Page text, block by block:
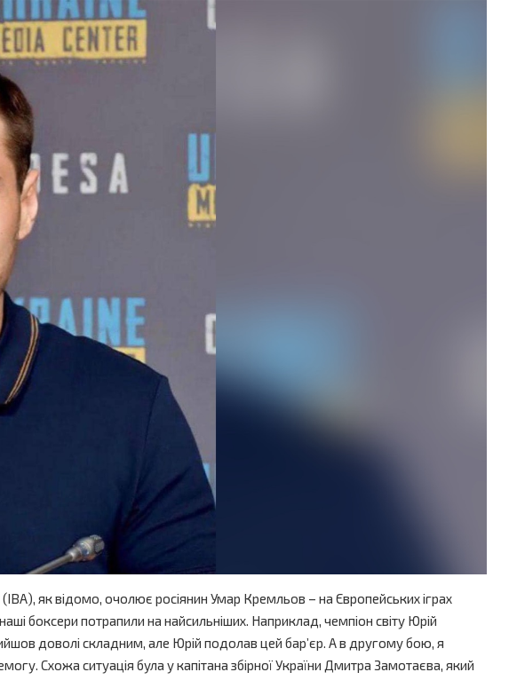
як відомо, очолює росіянин Умар Кремльов – на Європейських іграх
боксери потрапили на найсильніших. Наприклад, чемпіон світу Юрій
доволі складним, але Юрій подолав цей бар’єр. А в другому бою, я
Схожа ситуація була у капітана збірної України Дмитра Замотаєва, який